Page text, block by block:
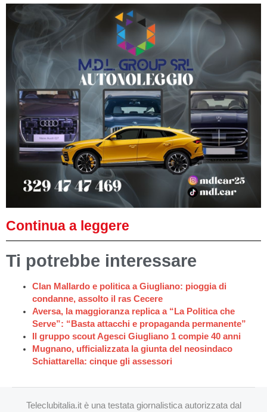
Continua a leggere
Ti potrebbe interessare
Clan Mallardo e politica a Giugliano: pioggia di
condanne, assolto il ras Cecere
Aversa, la maggioranza replica a “La Politica che
Serve”: “Basta attacchi e propaganda permanente”
Il gruppo scout Agesci Giugliano 1 compie 40 anni
Mugnano, ufficializzata la giunta del neosindaco
Schiattarella: cinque gli assessori
Teleclubitalia.it è una testata giornalistica autorizzata dal